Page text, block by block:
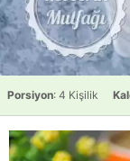
Porsiyon: 4 Kişilik